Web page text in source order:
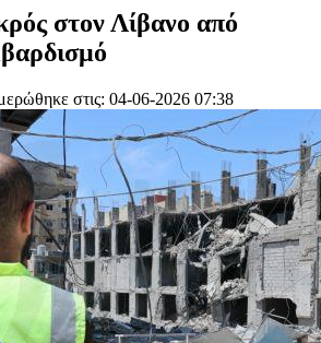
στον Λίβανο από
στις: 04-06-2026 07:38